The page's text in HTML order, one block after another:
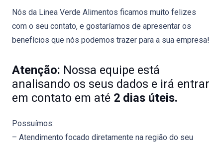
Nós da Linea Verde Alimentos ficamos muito felizes
com o seu contato, e gostaríamos de apresentar os
benefícios que nós podemos trazer para a sua empresa!
Atenção: Nossa equipe está
analisando os seus dados e irá entrar
em contato em até 2 dias úteis.
Possuímos:
– Atendimento focado diretamente na região do seu